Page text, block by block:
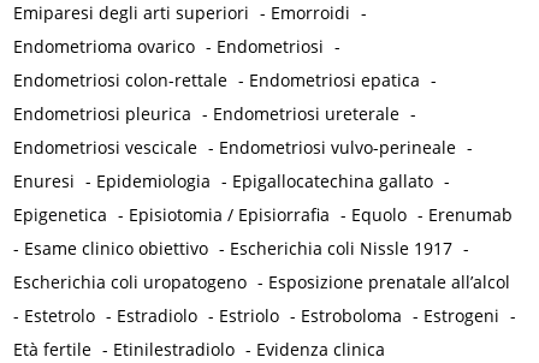
Emiparesi degli arti superiori - Emorroidi -
Endometrioma ovarico - Endometriosi -
Endometriosi colon-rettale - Endometriosi epatica -
Endometriosi pleurica - Endometriosi ureterale -
Endometriosi vescicale - Endometriosi vulvo-perineale -
Enuresi - Epidemiologia - Epigallocatechina gallato -
Epigenetica - Episiotomia / Episiorrafia - Equolo - Erenumab
- Esame clinico obiettivo - Escherichia coli Nissle 1917 -
Escherichia coli uropatogeno - Esposizione prenatale all’alcol
- Estetrolo - Estradiolo - Estriolo - Estroboloma - Estrogeni -
Età fertile - Etinilestradiolo - Evidenza clinica